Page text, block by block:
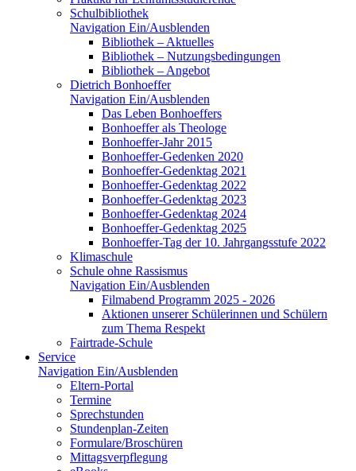
Schulbibliothek
Navigation Ein/Ausblenden
Bibliothek – Aktuelles
Bibliothek – Nutzungsbedingungen
Bibliothek – Angebot
Dietrich Bonhoeffer
Navigation Ein/Ausblenden
Das Leben Bonhoeffers
Bonhoeffer als Theologe
Bonhoeffer-Jahr 2015
Bonhoeffer-Gedenken 2020
Bonhoeffer-Gedenktag 2021
Bonhoeffer-Gedenktag 2022
Bonhoeffer-Gedenktag 2023
Bonhoeffer-Gedenktag 2024
Bonhoeffer-Gedenktag 2025
Bonhoeffer-Tag der 10. Jahrgangsstufe 2022
Klimaschule
Schule ohne Rassismus
Navigation Ein/Ausblenden
Filmabend Programm 2025 - 2026
Aktionen unserer Schülerinnen und Schülern
zum Thema Respekt
Fairtrade-Schule
Service
Navigation Ein/Ausblenden
Eltern-Portal
Termine
Sprechstunden
Stundenplan-Zeiten
Formulare/Broschüren
Mittagsverpflegung